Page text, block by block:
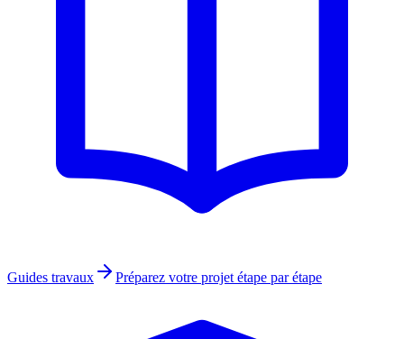
Guides travaux Préparez votre projet étape par étape